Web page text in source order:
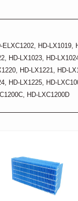
ELXC1202, HD-LX1019,
HD-LX1023, HD-
HD-LX1221, HD-
HD-LX1225, HD-
HD-LXC1200D